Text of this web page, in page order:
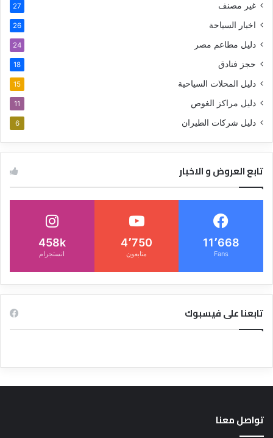
غير مصنف 27
اخبار السياحة 26
دليل مطاعم مصر 24
حجز فنادق 18
دليل المحلات السياحية 15
دليل مراكز الغوص 11
دليل شركات الطيران 6
تابع العروض و الاخبار
11٬668
Fans
4٬750
متابعون
458k
انستجرام
تابعنا على فيسبوك
تواصل معنا